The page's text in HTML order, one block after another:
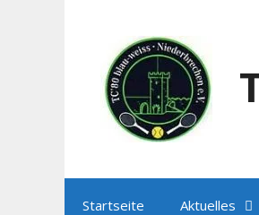
Startseite Aktuelles